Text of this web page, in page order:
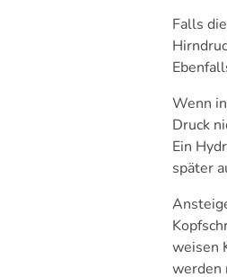
Falls
Wenn
Druck
Ein
später
weisen
werden